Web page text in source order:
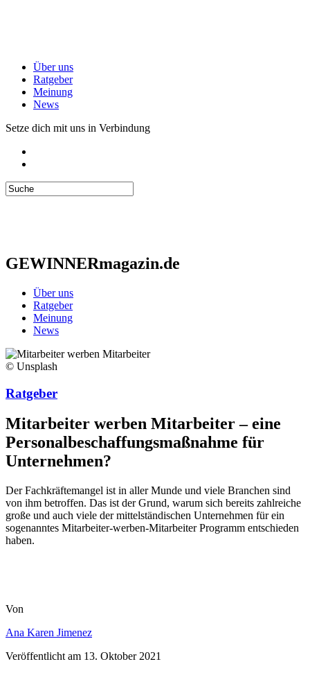
Über uns
Ratgeber
Meinung
News
Setze dich mit uns in Verbindung
GEWINNERmagazin.de
Über uns
Ratgeber
Meinung
News
© Unsplash
Ratgeber
Mitarbeiter werben Mitarbeiter – eine
Personalbeschaffungsmaßnahme für
Unternehmen?
Der Fachkräftemangel ist in aller Munde und viele Branchen sind
von ihm betroffen. Das ist der Grund, warum sich bereits zahlreiche
große und auch viele der mittelständischen Unternehmen für ein
sogenanntes Mitarbeiter-werben-Mitarbeiter Programm entschieden
haben.
Von
Ana Karen Jimenez
Veröffentlicht am 13. Oktober 2021